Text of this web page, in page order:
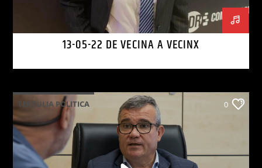
13-05-22 DE VECINA A VECINX
TERTULIA POLITICA 0